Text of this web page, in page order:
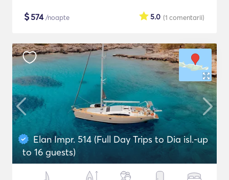
$574/noapte (1 comentarii)
5.0
Elan Impr. 514 (Full Day Trips to Dia isl.-up
to 16 guests)